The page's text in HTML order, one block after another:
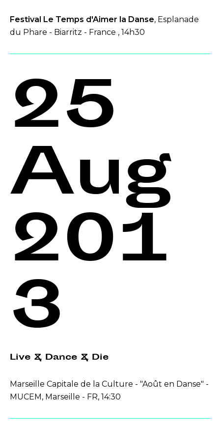
Festival Le Temps d'Aimer la Danse, Esplanade
du Phare - Biarritz - France , 14h30
25
Aug
201
3
Live & Dance & Die
Marseille Capitale de la Culture - "Août en Danse" -
MUCEM, Marseille - FR, 14:30